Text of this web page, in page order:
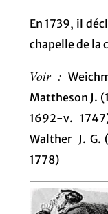
En 1739, il
chapelle de la
Voir :
Mattheson J.
1692-v.
Walther J. G.
1778)